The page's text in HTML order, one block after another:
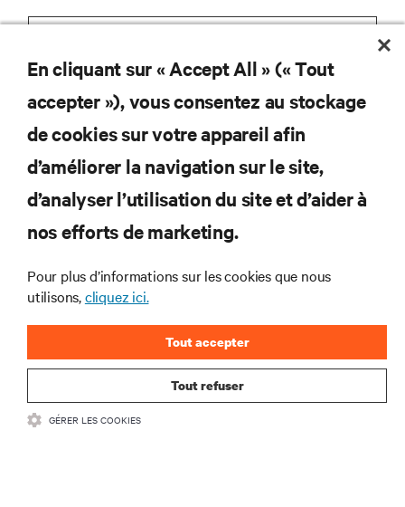
S'INSCRIRE
RESSOURCES
ENTREPRISE
COMMUNIQUEZ AVEC NOUS
En cliquant sur « Accept All » (« Tout
accepter »), vous consentez au stockage
de cookies sur votre appareil afin
d’améliorer la navigation sur le site,
d’analyser l’utilisation du site et d’aider à
nos efforts de marketing.
Pour plus d’informations sur les cookies que nous
utilisons,cliquez ici.
Tout refuser
Tout accepter
GÉRER LES COOKIES